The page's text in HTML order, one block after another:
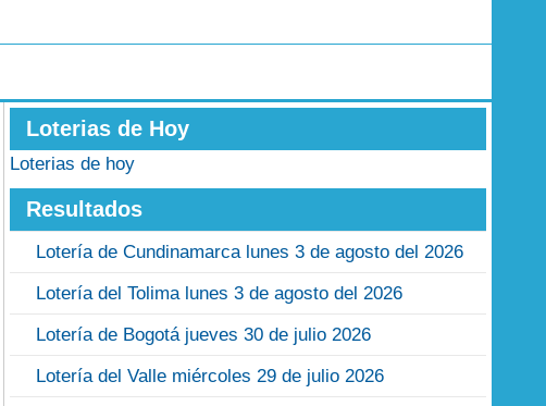
Loterias de Hoy
Loterias de hoy
Resultados
Lotería de Cundinamarca lunes 3 de agosto del 2026
Lotería del Tolima lunes 3 de agosto del 2026
Lotería de Bogotá jueves 30 de julio 2026
Lotería del Valle miércoles 29 de julio 2026